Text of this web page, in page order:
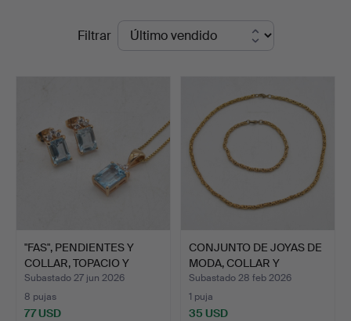
Auktionshaus
Kleinhenz
Filtrar
"FAS", PENDIENTES Y
COLLAR, TOPACIO Y
VIDR…
Subastado 27 jun 2026
8 pujas
77 USD
CONJUNTO DE JOYAS DE
MODA, COLLAR Y
PULSER…
Subastado 28 feb 2026
1 puja
35 USD